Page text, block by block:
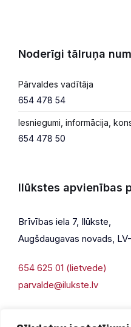
Noderīgi tālruņa
Pārvaldes vadītāja
654 478 54
Iesniegumi, informācija,
654 478 50
Ilūkstes apvienības
Brīvības iela 7, Ilūkste,
Augšdaugavas novads,
654 625 01 (lietvede)
parvalde@ilukste.lv